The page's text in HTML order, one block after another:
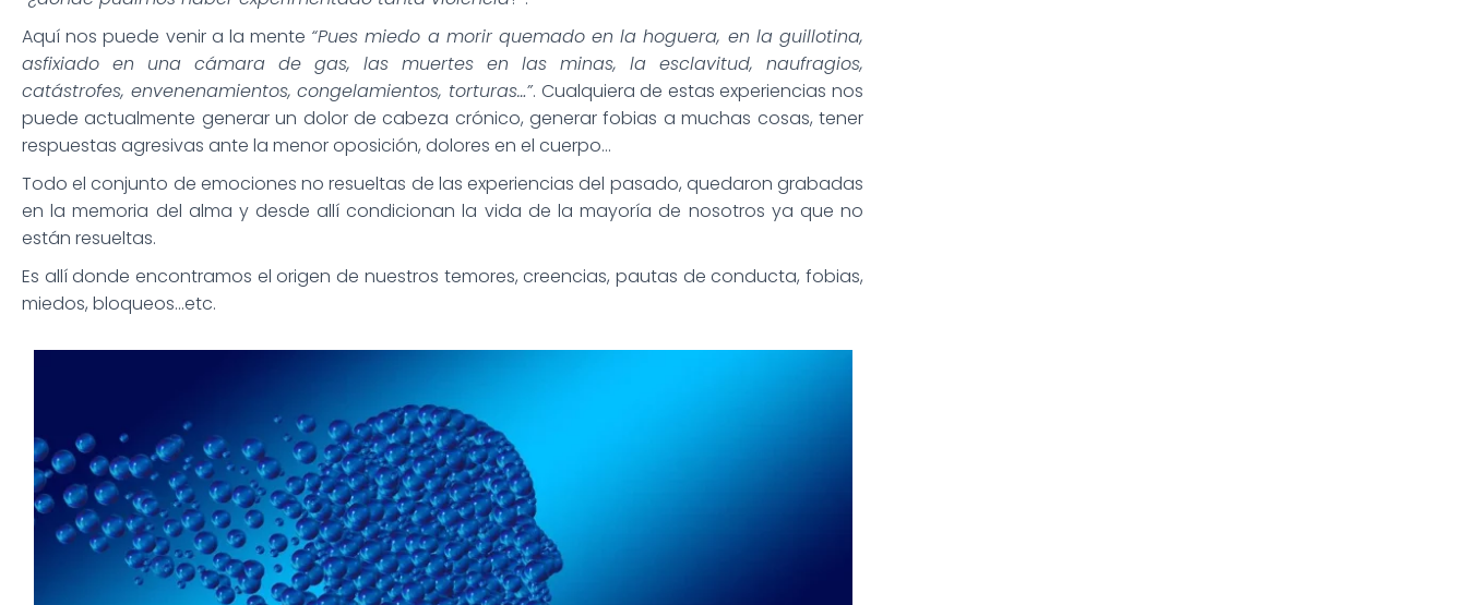
Aquí nos puede venir a la mente “Pues miedo a morir quemado en la hoguera, en la guillotina,
asfixiado en una cámara de gas, las muertes en las minas, la esclavitud, naufragios,
catástrofes, envenenamientos, congelamientos, torturas…”. Cualquiera de estas experiencias nos
puede actualmente generar un dolor de cabeza crónico, generar fobias a muchas cosas, tener
respuestas agresivas ante la menor oposición, dolores en el cuerpo…
Todo el conjunto de emociones no resueltas de las experiencias del pasado, quedaron grabadas
en la memoria del alma y desde allí condicionan la vida de la mayoría de nosotros ya que no
están resueltas.
Es allí donde encontramos el origen de nuestros temores, creencias, pautas de conducta, fobias,
miedos, bloqueos…etc.